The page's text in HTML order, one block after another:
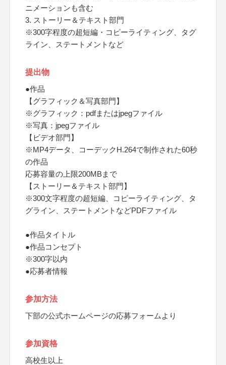
ニメーションも含む
3. ストーリー＆テキスト部門
※300字程度の超短編・コピーライティング、タグ
ライン、ステートメントなど
提出物
●作品
【グラフィック＆写真部門】
※グラフィック：pdfまたはjpegファイル
※写真：jpegファイル
【ビデオ部門】
※MP4データ、コーデックH.264で制作された60秒
の作品
応募容量の上限200MBまで
【ストーリー＆テキスト部門】
※300文字程度の超短編、コピーライティング、タ
グライン、ステートメントなどPDFファイル
●作品タイトル
●作品コンセプト
※300字以内
●応募者情報
参加方法
下部の公式ホームページの応募フォームより
参加資格
高校生以上